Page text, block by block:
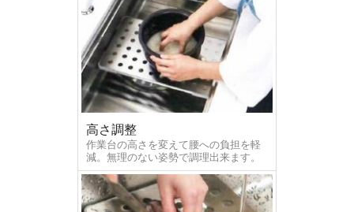
高さ調整
作業台の高さを変えて腰への負担を軽
減。無理のない姿勢で調理出来ます。